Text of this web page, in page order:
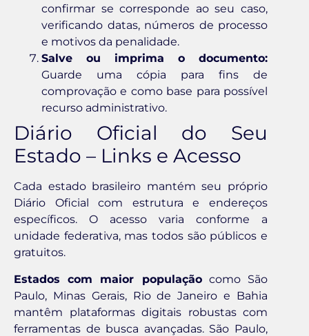
confirmar se corresponde ao seu caso,
verificando datas, números de processo
e motivos da penalidade.
Salve ou imprima o documento:
Guarde uma cópia para fins de
comprovação e como base para possível
recurso administrativo.
Diário Oficial do Seu
Estado – Links e Acesso
Cada estado brasileiro mantém seu próprio
Diário Oficial com estrutura e endereços
específicos. O acesso varia conforme a
unidade federativa, mas todos são públicos e
gratuitos.
Estados com maior populaçãocomo São
Paulo, Minas Gerais, Rio de Janeiro e Bahia
mantêm plataformas digitais robustas com
ferramentas de busca avançadas. São Paulo,